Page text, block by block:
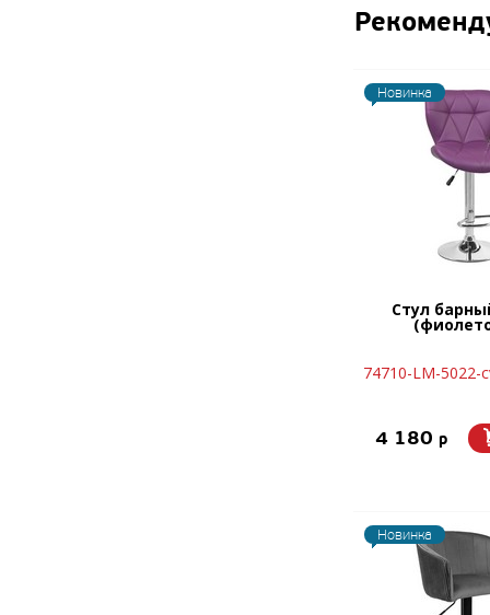
Новинка
Стул
74710-LM-5022-
4 180 p
Новинка